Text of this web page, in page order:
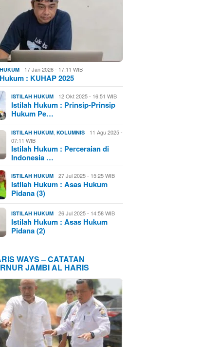
17 Jan 2026 - 17:11 WIB
: KUHAP 2025
ISTILAH HUKUM 12 Okt 2025 - 16:51 WIB
Istilah Hukum : Prinsip-Prinsip
Hukum Pe…
ISTILAH HUKUM ,KOLUMNIS
11 Agu 2025 -
07:11 WIB
Istilah Hukum : Perceraian di
Indonesia …
ISTILAH HUKUM 27 Jul 2025 - 15:25 WIB
Istilah Hukum : Asas Hukum
Pidana (3)
ISTILAH HUKUM 26 Jul 2025 - 14:58 WIB
Istilah Hukum : Asas Hukum
Pidana (2)
WAYS – CATATAN
JAMBI AL HARIS